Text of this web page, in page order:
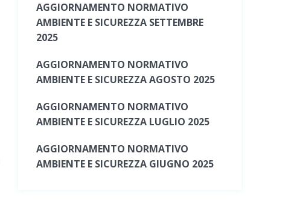
AGGIORNAMENTO NORMATIVO
AMBIENTE E SICUREZZA SETTEMBRE
2025
AGGIORNAMENTO NORMATIVO
AMBIENTE E SICUREZZA AGOSTO 2025
AGGIORNAMENTO NORMATIVO
AMBIENTE E SICUREZZA LUGLIO 2025
AGGIORNAMENTO NORMATIVO
AMBIENTE E SICUREZZA GIUGNO 2025